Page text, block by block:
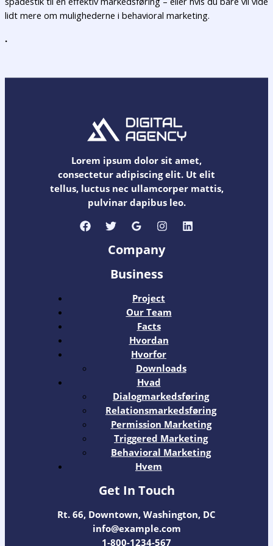
lidt mere om mulighederne i behavioral marketing.
.
Lorem ipsum dolor sit amet,
consectetur adipiscing elit. Ut elit
tellus, luctus nec ullamcorper mattis,
pulvinar dapibus leo.
Company
Business
Project
Our Team
Facts
Hvordan
Hvorfor
Downloads
Hvad
Dialogmarkedsføring
Relationsmarkedsføring
Permission Marketing
Triggered Marketing
Behavioral Marketing
Hvem
Get In Touch
Rt. 66, Downtown, Washington, DC
info@example.com​
1-800-1234-567